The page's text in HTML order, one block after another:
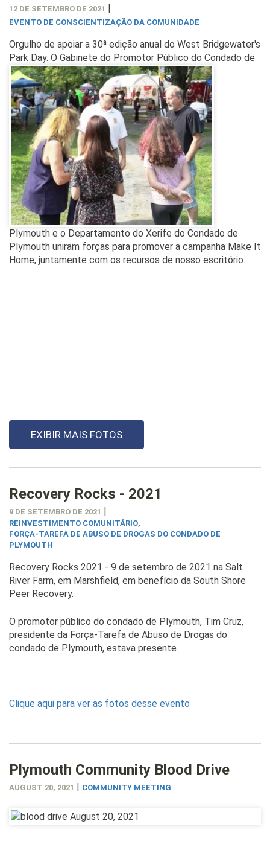
12 DE SETEMBRO DE 2021 |
EVENTO DE CONSCIENTIZAÇÃO DA COMUNIDADE
Orgulho de apoiar a 30ª edição anual do West Bridgewater's
Park Day. O Gabinete do Promotor Público do Condado de
Plymouth e o Departamento do Xerife do Condado de
Plymouth uniram forças para promover a campanha Make It
Home, juntamente com os recursos de nosso escritório.
EXIBIR MAIS FOTOS
Recovery Rocks - 2021
9 DE SETEMBRO DE 2021 |
REINVESTIMENTO COMUNITÁRIO,
FORÇA-TAREFA DE ABUSO DE DROGAS DO CONDADO DE
PLYMOUTH
Recovery Rocks 2021 - 9 de setembro de 2021 na Salt
River Farm, em Marshfield, em benefício da South Shore
Peer Recovery.
O promotor público do condado de Plymouth, Tim Cruz,
presidente da Força-Tarefa de Abuso de Drogas do
condado de Plymouth, estava presente.
Clique aqui para ver as fotos desse evento
Plymouth Community Blood Drive
AUGUST 20, 2021 | COMMUNITY MEETING